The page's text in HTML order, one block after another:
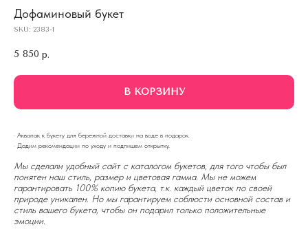
Дофаминовый букет
SKU: 2383-1
5 850 р.
В КОРЗИНУ
· Аквапак к букету для бережной доставки на воде в подарок.
· Дадим рекомендации по уходу и подпишем открытку.
Мы сделали удобный сайт с каталогом букетов, для того чтобы был
понятен наш стиль, размер и цветовая гамма. Мы не можем
гарантировать 100% копию букета, т.к. каждый цветок по своей
природе уникален. Но мы гарантируем соблюсти основной состав и
стиль вашего букета, чтобы он подарил только положительные
эмоции.